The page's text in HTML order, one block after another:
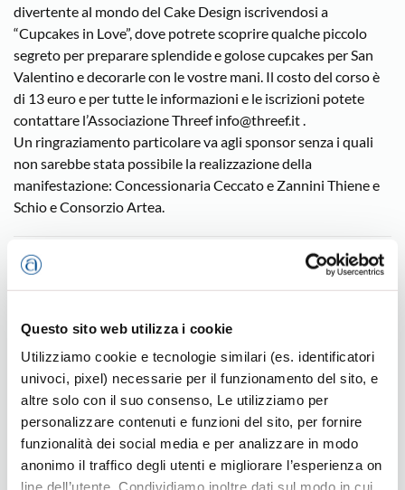
Questo sito web utilizza i cookie
Utilizziamo cookie e tecnologie similari (es. identificatori
univoci, pixel) necessarie per il funzionamento del sito, e
altre solo con il suo consenso, Le utilizziamo per
personalizzare contenuti e funzioni del sito, per fornire
funzionalità dei social media e per analizzare in modo
anonimo il traffico degli utenti e migliorare l’esperienza on
line dell’utente. Condividiamo inoltre dati sul modo in cui
divertente al mondo del Cake Design iscrivendosi a
“Cupcakes in Love”, dove potrete scoprire qualche piccolo
segreto per preparare splendide e golose cupcakes per San
Valentino e decorarle con le vostre mani. Il costo del corso è
di 13 euro e per tutte le informazioni e le iscrizioni potete
contattare l’Associazione Threef info@threef.it .
Un ringraziamento particolare va agli sponsor senza i quali
non sarebbe stata possibile la realizzazione della
manifestazione: Concessionaria Ceccato e Zannini Thiene e
Schio e Consorzio Artea.
Thiene
Ultime news